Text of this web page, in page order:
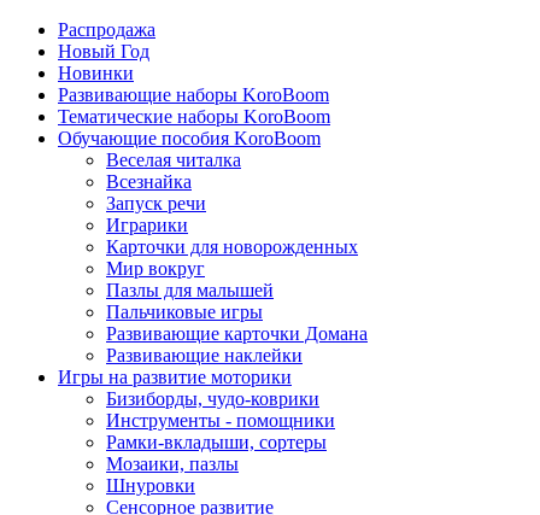
Распродажа
Новый Год
Новинки
Развивающие наборы KoroBoom
Тематические наборы KoroBoom
Обучающие пособия KoroBoom
Веселая читалка
Всезнайка
Запуск речи
Играрики
Карточки для новорожденных
Мир вокруг
Пазлы для малышей
Пальчиковые игры
Развивающие карточки Домана
Развивающие наклейки
Игры на развитие моторики
Бизиборды, чудо-коврики
Инструменты - помощники
Рамки-вкладыши, сортеры
Мозаики, пазлы
Шнуровки
Сенсорное развитие